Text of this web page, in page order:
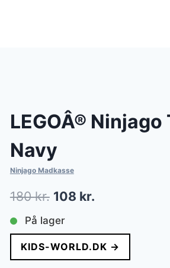
LEGOÂ®
Navy
Ninjago Madkasse
180kr. Den
oprindelige
pris
var:
108 kr.Den
pris
er:
På lager
KIDS-WORLD.DK →